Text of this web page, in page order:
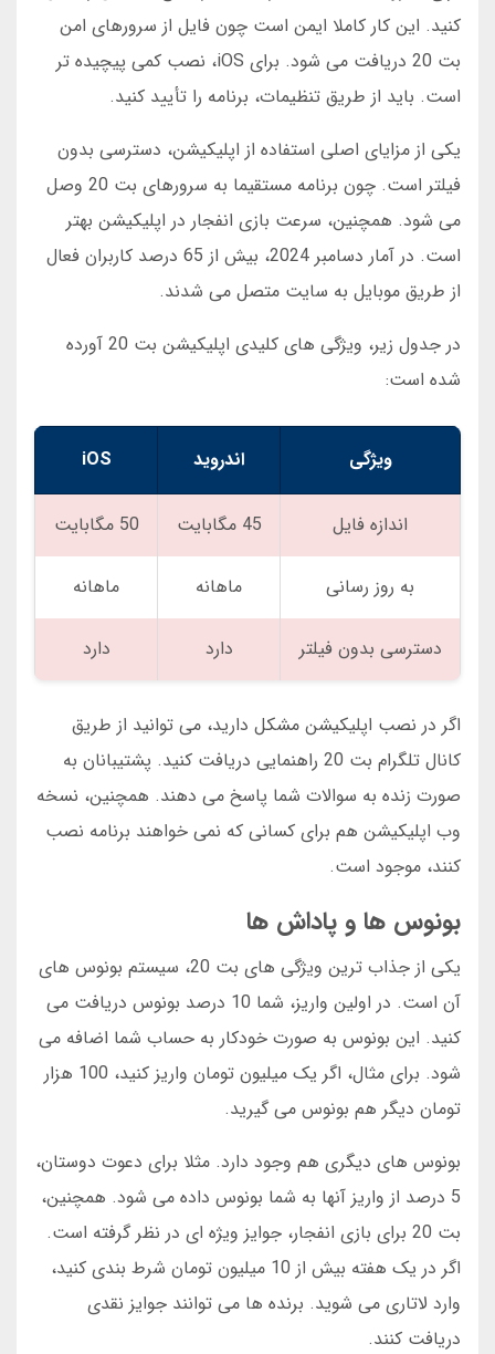
کنید. این کار کاملا ایمن است چون فایل از سرورهای امن
بت 20 دریافت می شود. برای iOS، نصب کمی پیچیده تر
است. باید از طریق تنظیمات، برنامه را تأیید کنید.
یکی از مزایای اصلی استفاده از اپلیکیشن، دسترسی بدون
فیلتر است. چون برنامه مستقیما به سرورهای بت 20 وصل
می شود. همچنین، سرعت بازی انفجار در اپلیکیشن بهتر
است. در آمار دسامبر 2024، بیش از 65 درصد کاربران فعال
از طریق موبایل به سایت متصل می شدند.
در جدول زیر، ویژگی های کلیدی اپلیکیشن بت 20 آورده
شده است:
ویژگی اندروید iOS
اندازه فایل 45 مگابایت 50 مگابایت
به روز رسانی ماهانه ماهانه
دسترسی بدون فیلتر دارد دارد
اگر در نصب اپلیکیشن مشکل دارید، می توانید از طریق
کانال تلگرام بت 20 راهنمایی دریافت کنید. پشتیبانان به
صورت زنده به سوالات شما پاسخ می دهند. همچنین، نسخه
وب اپلیکیشن هم برای کسانی که نمی خواهند برنامه نصب
کنند، موجود است.
بونوس ها و پاداش ها
یکی از جذاب ترین ویژگی های بت 20، سیستم بونوس های
آن است. در اولین واریز، شما 10 درصد بونوس دریافت می
کنید. این بونوس به صورت خودکار به حساب شما اضافه می
شود. برای مثال، اگر یک میلیون تومان واریز کنید، 100 هزار
تومان دیگر هم بونوس می گیرید.
بونوس های دیگری هم وجود دارد. مثلا برای دعوت دوستان،
5 درصد از واریز آنها به شما بونوس داده می شود. همچنین،
بت 20 برای بازی انفجار، جوایز ویژه ای در نظر گرفته است.
اگر در یک هفته بیش از 10 میلیون تومان شرط بندی کنید،
وارد لاتاری می شوید. برنده ها می توانند جوایز نقدی
دریافت کنند.